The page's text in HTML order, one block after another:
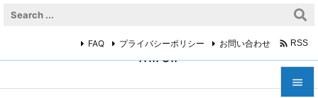
miroir

FAQ プライバシーポリシー お問い合わせ  RSS